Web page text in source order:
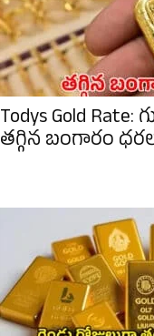
Todys Gold Rate:
తగ్గిన బంగారం